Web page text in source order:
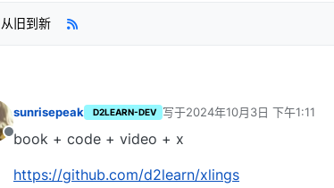
从旧到新
离线
sunrisepeak D2LEARN-DEV 写于2024年10月3日 下午1:11
最后由 编辑
book + code + video + x
https://github.com/d2learn/xlings